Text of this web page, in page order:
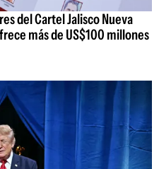
del Cartel Jalisco Nueva
más de US$100 millones